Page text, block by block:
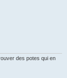
des potes qui en